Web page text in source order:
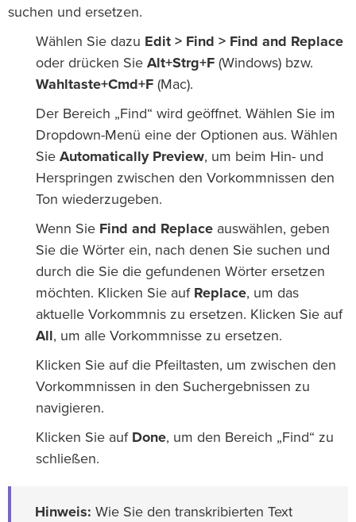
suchen und ersetzen.
Wählen Sie dazu Edit > Find > Find and Replace
oder drücken Sie Alt+Strg+F (Windows) bzw.
Wahltaste+Cmd+F (Mac).
Der Bereich „Find“ wird geöffnet. Wählen Sie im
Dropdown-Menü eine der Optionen aus. Wählen
Sie Automatically Preview, um beim Hin- und
Herspringen zwischen den Vorkommnissen den
Ton wiederzugeben.
Wenn Sie Find and Replace auswählen, geben
Sie die Wörter ein, nach denen Sie suchen und
durch die Sie die gefundenen Wörter ersetzen
möchten. Klicken Sie auf Replace, um das
aktuelle Vorkommnis zu ersetzen. Klicken Sie auf
All , um alle Vorkommnisse zu ersetzen.
Klicken Sie auf die Pfeiltasten, um zwischen den
Vorkommnissen in den Suchergebnissen zu
navigieren.
Klicken Sie auf Done, um den Bereich „Find“ zu
schließen.
Hinweis: Wie Sie den transkribierten Text